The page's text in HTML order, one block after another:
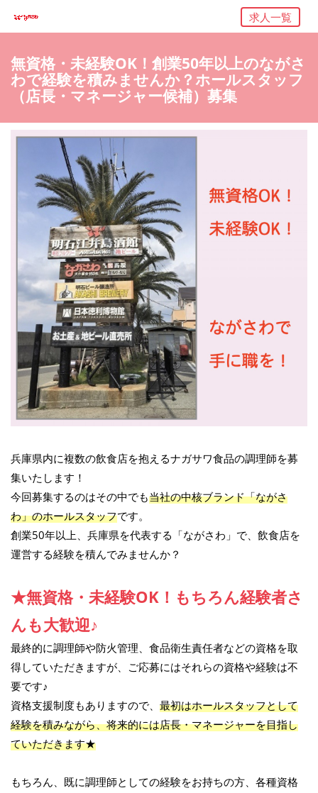
求人一覧
無資格・未経験OK！創業50年以上のながさ
わで経験を積みませんか？ホールスタッフ
（店長・マネージャー候補）募集
兵庫県内に複数の飲食店を抱えるナガサワ食品の調理師を募
集いたします！
今回募集するのはその中でも当社の中核ブランド「ながさ
わ」のホールスタッフです。
創業50年以上、兵庫県を代表する「ながさわ」で、飲食店を
運営する経験を積んでみませんか？
★無資格・未経験OK！もちろん経験者さ
んも大歓迎♪
最終的に調理師や防火管理、食品衛生責任者などの資格を取
得していただきますが、ご応募にはそれらの資格や経験は不
要です♪
資格支援制度もありますので、 最初はホールスタッフとして
経験を積みながら、将来的には店長・マネージャーを目指し
ていただきます★
もちろん、既に調理師としての経験をお持ちの方、各種資格